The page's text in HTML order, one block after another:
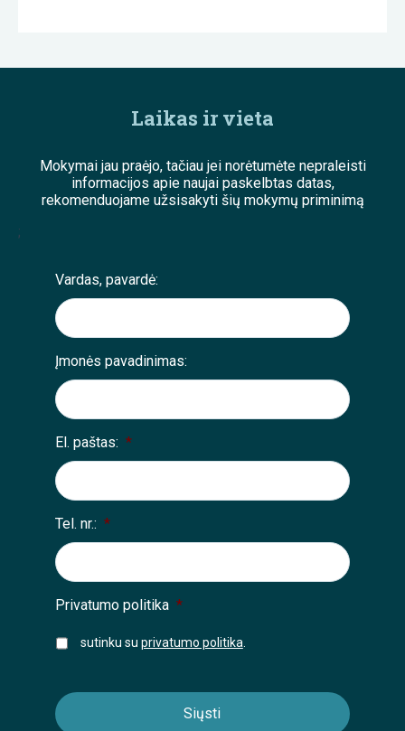
Laikas ir vieta
Mokymai jau praėjo, tačiau jei norėtumėte nepraleisti
informacijos apie naujai paskelbtas datas,
rekomenduojame užsisakyti šių mokymų priminimą
;
Vardas, pavardė:
Įmonės pavadinimas:
El. paštas: *
Tel. nr.: *
Privatumo politika *
sutinku su privatumo politika